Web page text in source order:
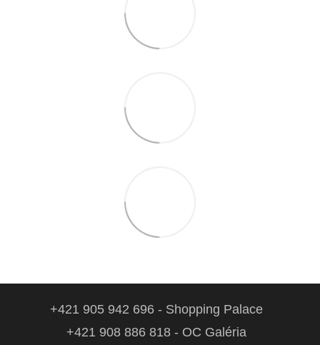
+421 905 942 696 - Shopping Palace
+421 908 886 818 - OC Galéria